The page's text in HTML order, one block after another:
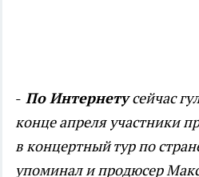
- По Интернетусейчас
конце апреля участники
в концертный тур по
упоминал и продюсер